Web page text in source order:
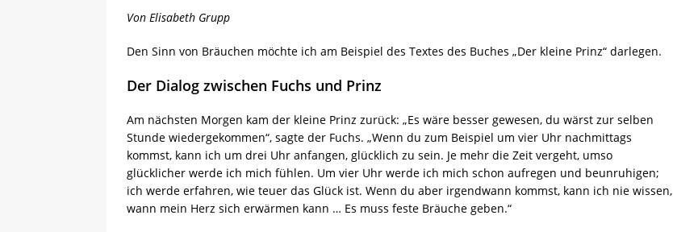
Von Elisabeth Grupp
Den Sinn von Bräuchen möchte ich am Beispiel des Textes des Buches „Der kleine Prinz“ darlegen.
Der Dialog zwischen Fuchs und Prinz
Am nächsten Morgen kam der kleine Prinz zurück: „Es wäre besser gewesen, du wärst zur selben
Stunde wiedergekommen“, sagte der Fuchs. „Wenn du zum Beispiel um vier Uhr nachmittags
kommst, kann ich um drei Uhr anfangen, glücklich zu sein. Je mehr die Zeit vergeht, umso
glücklicher werde ich mich fühlen. Um vier Uhr werde ich mich schon aufregen und beunruhigen;
ich werde erfahren, wie teuer das Glück ist. Wenn du aber irgendwann kommst, kann ich nie wissen,
wann mein Herz sich erwärmen kann … Es muss feste Bräuche geben.“